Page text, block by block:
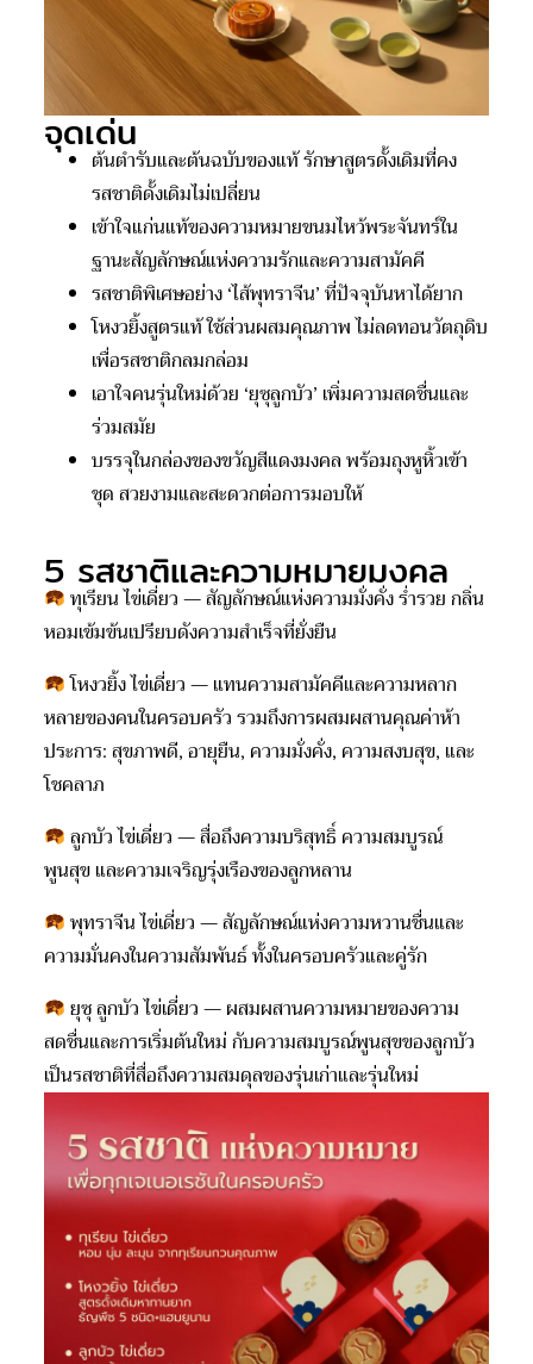
จุดเด่น
ต้นตำรับและต้นฉบับของแท้ รักษาสูตรดั้งเดิมที่คง
รสชาติดั้งเดิมไม่เปลี่ยน
เข้าใจแก่นแท้ของความหมายขนมไหว้พระจันทร์ใน
ฐานะสัญลักษณ์แห่งความรักและความสามัคคี
รสชาติพิเศษอย่าง ‘ไส้พุทราจีน’ ที่ปัจจุบันหาได้ยาก
โหงวยิ้งสูตรแท้ ใช้ส่วนผสมคุณภาพ ไม่ลดทอนวัตถุดิบ
เพื่อรสชาติกลมกล่อม
เอาใจคนรุ่นใหม่ด้วย ‘ยุซุลูกบัว’ เพิ่มความสดชื่นและ
ร่วมสมัย
บรรจุในกล่องของขวัญสีแดงมงคล พร้อมถุงหูหิ้วเข้า
ชุด สวยงามและสะดวกต่อการมอบให้
5 รสชาติและความหมายมงคล
ทุเรียน ไข่เดี่ยว — สัญลักษณ์แห่งความมั่งคั่ง ร่ำรวย กลิ่น
หอมเข้มข้นเปรียบดังความสำเร็จที่ยั่งยืน
โหงวยิ้ง ไข่เดี่ยว — แทนความสามัคคีและความหลาก
หลายของคนในครอบครัว รวมถึงการผสมผสานคุณค่าห้า
ประการ: สุขภาพดี, อายุยืน, ความมั่งคั่ง, ความสงบสุข, และ
โชคลาภ
ลูกบัว ไข่เดี่ยว — สื่อถึงความบริสุทธิ์ ความสมบูรณ์
พูนสุข และความเจริญรุ่งเรืองของลูกหลาน
พุทราจีน ไข่เดี่ยว — สัญลักษณ์แห่งความหวานชื่นและ
ความมั่นคงในความสัมพันธ์ ทั้งในครอบครัวและคู่รัก
ยุซุ ลูกบัว ไข่เดี่ยว — ผสมผสานความหมายของความ
สดชื่นและการเริ่มต้นใหม่ กับความสมบูรณ์พูนสุขของลูกบัว
เป็นรสชาติที่สื่อถึงความสมดุลของรุ่นเก่าและรุ่นใหม่